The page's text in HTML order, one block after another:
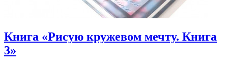
Книга «Рисую кружевом мечту. Книга
3»